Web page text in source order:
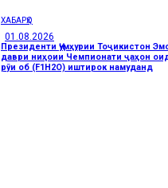
ХАБАРҲО
01.08.2026
Президенти Ҷумҳурии Тоҷикистон
даври ниҳоии Чемпионати ҷаҳон
рӯи об (F1H2O) иштирок намуданд